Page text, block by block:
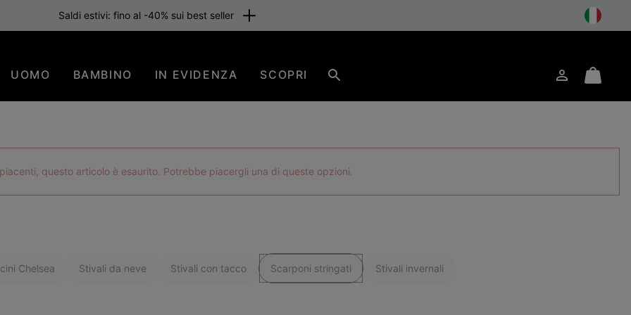
gratuita per i membri o per importi superiori a 80 €. Iscriviti subito
UOMO BAMBINO IN EVIDENZA SCOPRI AccessoMini
questo articolo è esaurito. Potrebbe piacergli una di queste opzioni.
Chelsea Stivali da neve Stivali con tacco Scarponi stringati Stivali invernali